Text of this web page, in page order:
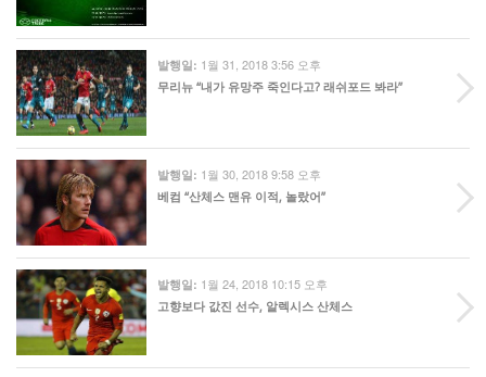
발행일: 1월 31, 2018 3:56 오후
무리뉴 “내가 유망주 죽인다고? 래쉬포드 봐라”
발행일: 1월 30, 2018 9:58 오후
베컴 “산체스 맨유 이적, 놀랐어”
발행일: 1월 24, 2018 10:15 오후
고향보다 값진 선수, 알렉시스 산체스